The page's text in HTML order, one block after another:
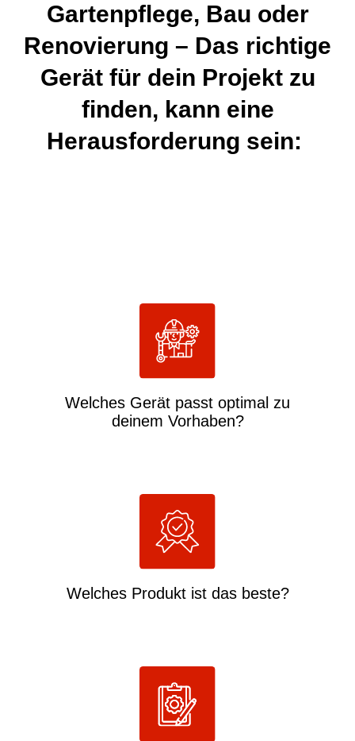
Gartenpflege, Bau oder
Renovierung – Das richtige
Gerät für dein Projekt zu
finden, kann eine
Herausforderung sein:
Welches Gerät passt optimal zu
deinem Vorhaben?
WelchesProdukt ist das beste?